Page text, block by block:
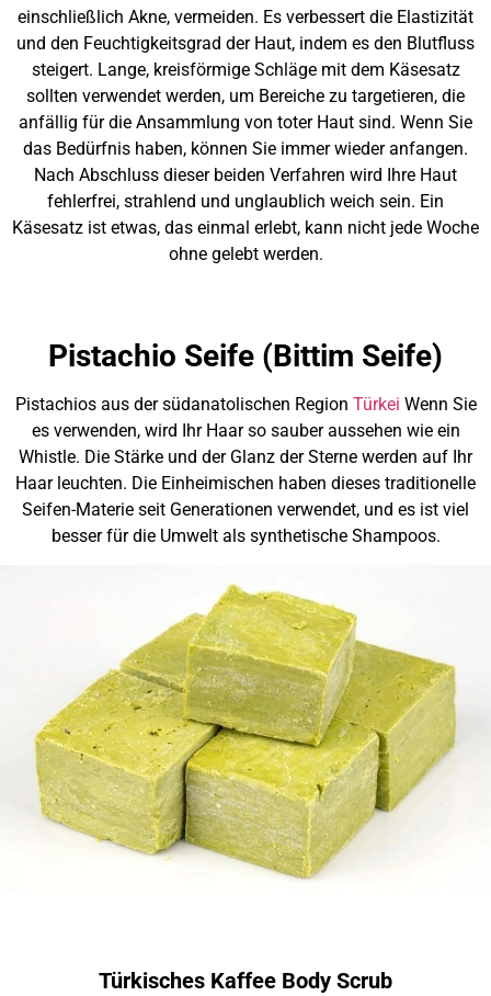
einschließlich Akne, vermeiden. Es verbessert die Elastizität
und den Feuchtigkeitsgrad der Haut, indem es den Blutfluss
steigert. Lange, kreisförmige Schläge mit dem Käsesatz
sollten verwendet werden, um Bereiche zu targetieren, die
anfällig für die Ansammlung von toter Haut sind. Wenn Sie
das Bedürfnis haben, können Sie immer wieder anfangen.
Nach Abschluss dieser beiden Verfahren wird Ihre Haut
fehlerfrei, strahlend und unglaublich weich sein. Ein
Käsesatz ist etwas, das einmal erlebt, kann nicht jede Woche
ohne gelebt werden.
Pistachio Seife (Bittim Seife)
Pistachios aus der südanatolischen Region Türkei Wenn Sie
es verwenden, wird Ihr Haar so sauber aussehen wie ein
Whistle. Die Stärke und der Glanz der Sterne werden auf Ihr
Haar leuchten. Die Einheimischen haben dieses traditionelle
Seifen-Materie seit Generationen verwendet, und es ist viel
besser für die Umwelt als synthetische Shampoos.
Türkisches Kaffee Body Scrub